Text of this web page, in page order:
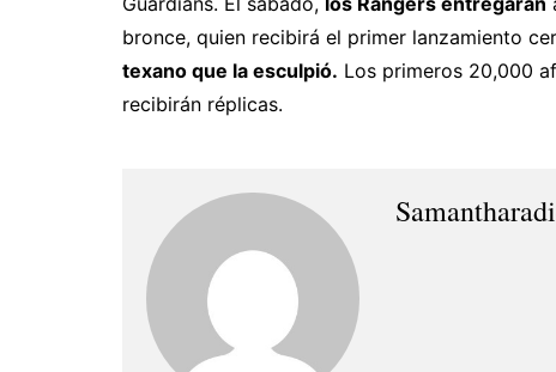
bronce, quien recibirá el primer lanzamiento
texano que la esculpió. Los primeros 20,000
recibirán réplicas.